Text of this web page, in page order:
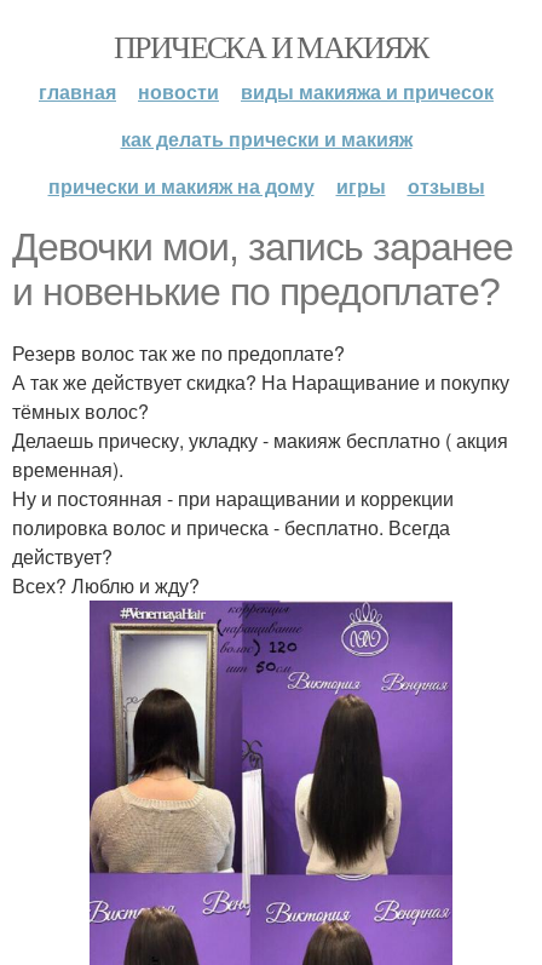
ПРИЧЕСКА И МАКИЯЖ
главная новости
виды макияжа и причесок
как делать прически и макияж
прически и макияж на дому
игры отзывы
Девочки мои, запись заранее
и новенькие по предоплате?
Резерв волос так же по предоплате?
А так же действует скидка? На Наращивание и покупку
тёмных волос?
Делаешь прическу, укладку - макияж бесплатно ( акция
временная).
Ну и постоянная - при наращивании и коррекции
полировка волос и прическа - бесплатно. Всегда
действует?
Всех? Люблю и жду?